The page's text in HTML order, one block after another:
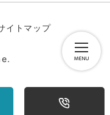
イトマップ